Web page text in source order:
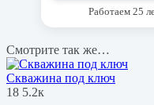
Работаем 25
Смотрите так же…
Скважина под ключ
18 5.2к